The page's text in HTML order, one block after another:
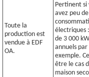
Toute la
production est
vendue à EDF
OA.
Pertinent si
avez peu de
électriques
de 3 000
annuels par
exemple.
être le cas
maison